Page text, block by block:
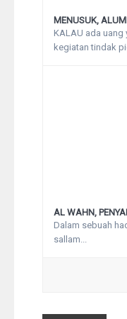
MENUSUK,
KALAU ada
kegiatan tindak
AL WAHN,
Dalam sebuah
sallam...